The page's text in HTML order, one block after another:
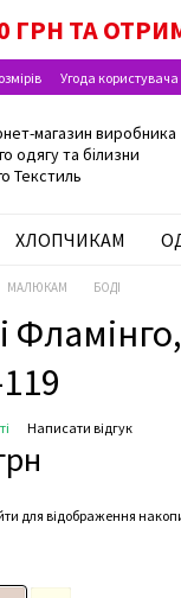
ГРН ТА
Угода користувача
ХЛОПЧИКАМ
МАЛЮКАМ БОДІ
Написати відгук
для відображення